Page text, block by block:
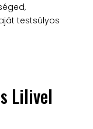
testsúlyos
Lilivel